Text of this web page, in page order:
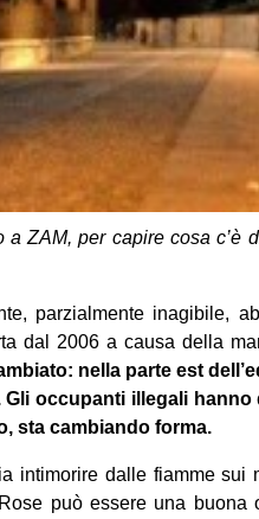
a ZAM, per capire cosa
parzialmente inagibile,
dal 2006 a causa della
nella parte est
occupanti illegali
sta cambiando forma.
intimorire dalle fiamme sui
può essere una